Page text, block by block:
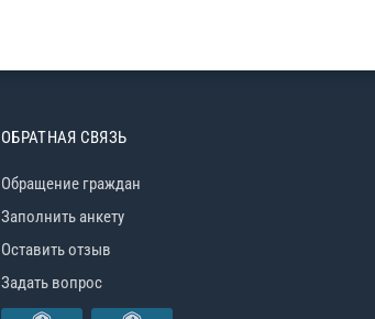
ОБРАТНАЯ СВЯЗЬ
Обращение граждан
Заполнить анкету
Оставить отзыв
Задать вопрос